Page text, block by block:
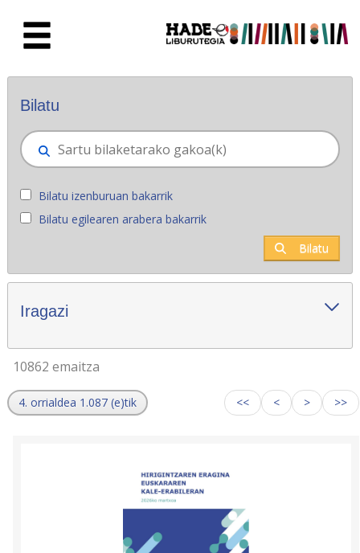
Eskuratu berriak - Liburutegia
Bilatu
Bilatu izenburuan bakarrik
Bilatu egilearen arabera bakarrik
Bilatu
Iragazi
10862 emaitza
4. orrialdea 1.087 (e)tik << < > >>